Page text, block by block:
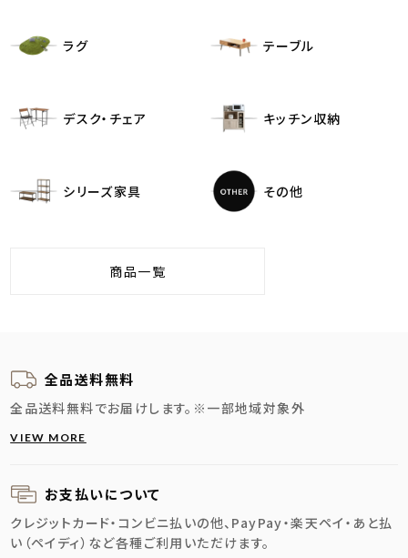
ラグ テーブル
デスク・チェア キッチン収納
シリーズ家具 その他
商品一覧
全品送料無料
全品送料無料でお届けします。 ※一部地域対象外
VIEW MORE
お支払いについて
クレジットカード・コンビニ払いの他、PayPay・楽天ペイ・あと払
い（ペイディ）など各種ご利用いただけます。